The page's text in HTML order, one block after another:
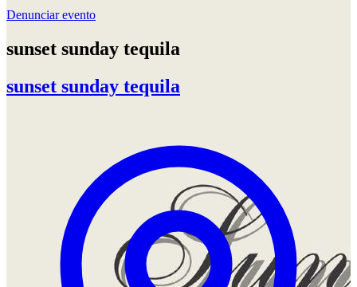
Denunciar evento
sunset sunday tequila
sunset sunday tequila